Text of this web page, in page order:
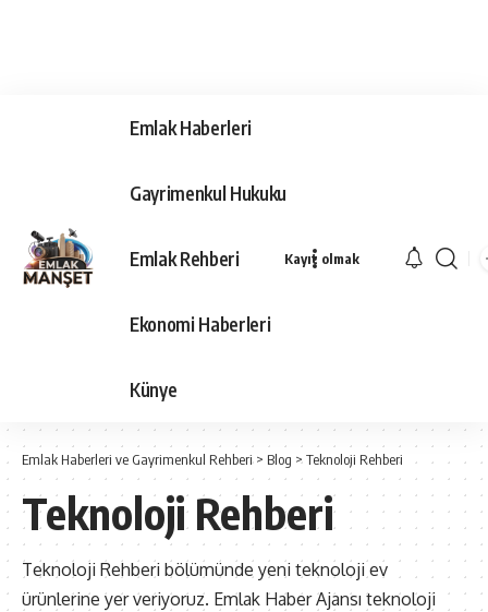
Emlak Haberleri
Gayrimenkul Hukuku
Emlak Rehberi
Ekonomi Haberleri
Künye
Kayıt olmak
Emlak Haberleri ve Gayrimenkul Rehberi> Blog >Teknoloji Rehberi
Teknoloji Rehberi
Teknoloji Rehberi bölümünde yeni teknoloji ev
ürünlerine yer veriyoruz. Emlak Haber Ajansı teknoloji